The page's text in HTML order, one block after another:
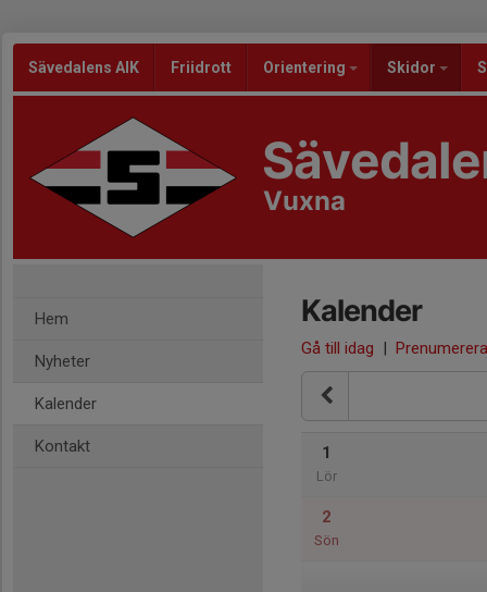
Sävedalens AIK Friidrott Orientering Skidor
Vuxna
Hem
Nyheter
Kalender
Kontakt
Kalender
Gå till idag | Prenumerera
1
Lör
2
Sön